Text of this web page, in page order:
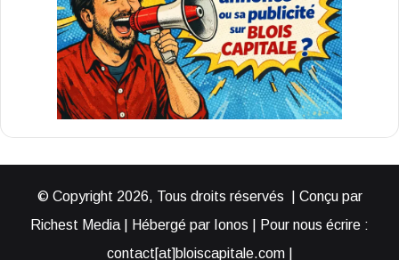
© Copyright 2026, Tous droits réservés | Conçu par
Richest Media | Hébergé par Ionos | Pour nous écrire :
contact[at]bloiscapitale.com |